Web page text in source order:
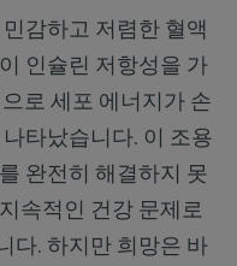
감하고 저렴한 혈액
인슐린 저항성을 가
로 세포 에너지가 손
타났습니다. 이 조용
완전히 해결하지 못
속적인 건강 문제로
다. 하지만 희망은 바